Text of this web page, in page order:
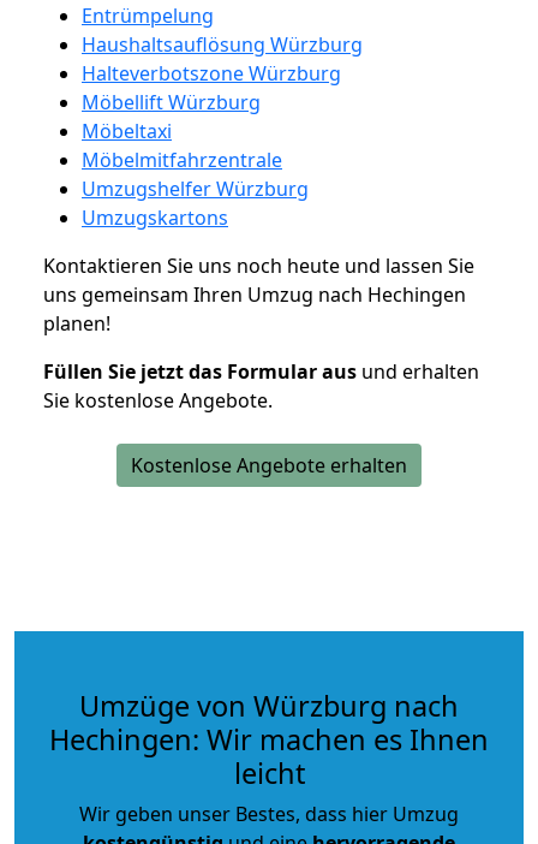
Entrümpelung
Haushaltsauflösung Würzburg
Halteverbotszone Würzburg
Möbellift Würzburg
Möbeltaxi
Möbelmitfahrzentrale
Umzugshelfer Würzburg
Umzugskartons
Kontaktieren Sie uns noch heute und lassen Sie
uns gemeinsam Ihren Umzug nach Hechingen
planen!
Füllen Sie jetzt das Formular aus und erhalten
Sie kostenlose Angebote.
Kostenlose Angebote erhalten
Umzüge von Würzburg nach
Hechingen: Wir machen es Ihnen
leicht
Wir geben unser Bestes, dass hier Umzug